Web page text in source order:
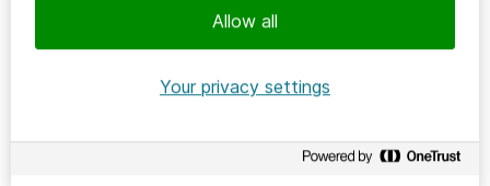
Allow all
Your privacy settings